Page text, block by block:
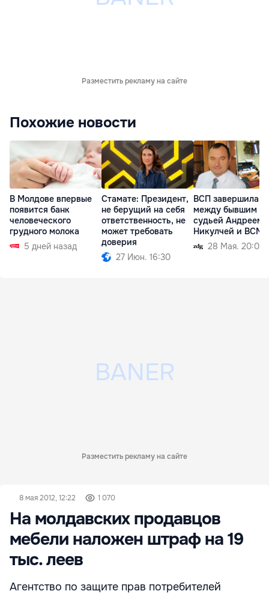
Разместить рекламу на сайте
Похожие новости
В Молдове впервые
появится банк
человеческого
грудного молока
5 дней назад
Стамате: Президент,
не берущий на себя
ответственность, не
может требовать
доверия
27 Июн. 16:30
ВСП завершила
между бывшим
судьей Андреем
Никулчей и ВСМ
28 Мая. 20:09
Разместить рекламу на сайте
8 мая 2012, 12:22 1 070
На молдавских продавцов
мебели наложен штраф на 19
тыс. леев
Агентство по защите прав потребителей